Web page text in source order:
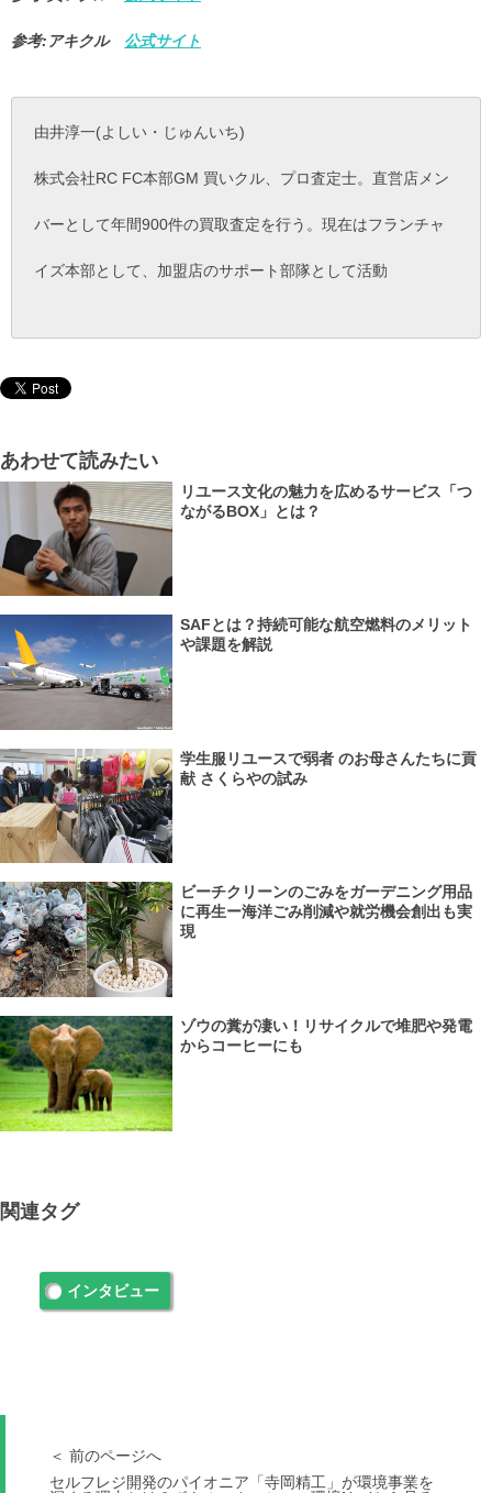
参考:アキクル 公式サイト
由井淳一(よしい・じゅんいち)
株式会社RC FC本部GM 買いクル、プロ査定士。直営店メン
バーとして年間900件の買取査定を行う。現在はフランチャ
イズ本部として、加盟店のサポート部隊として活動
あわせて読みたい
リユース文化の魅力を広めるサービス「つ
ながるBOX」とは？
SAFとは？持続可能な航空燃料のメリット
や課題を解説
学生服リユースで弱者 のお母さんたちに貢
献 さくらやの試み
ビーチクリーンのごみをガーデニング用品
に再生ー海洋ごみ削減や就労機会創出も実
現
ゾウの糞が凄い！リサイクルで堆肥や発電
からコーヒーにも
関連タグ
インタビュー
＜ 前のページへ
セルフレジ開発のパイオニア「寺岡精工」が環境事業を